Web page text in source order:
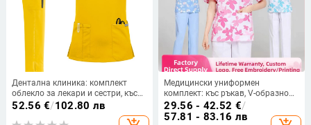
Дентална клиника: комплект
облекло за лекари и сестри, къс
ръкав, V‑образно деколте,
горнище и панталони, полиестер/
52.56 €/102.80 лв
Медицински униформен
комплект: къс ръкав, V-образно
деколте, горна част и панталони
в костюмен стил,
29.56 - 42.52 €/
57.81 - 83.16 лв